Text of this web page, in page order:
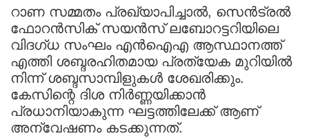
റാണ സമ്മതം പ്രഖ്യാപിച്ചാല്‍, സെന്‍ട്രല്‍
ഫോറന്‍സിക് സയന്‍സ് ലബോറട്ടറിയിലെ
വിദഗ്ധ സംഘം എന്‍ഐഎ ആസ്ഥാനത്ത്
എത്തി ശബ്ദരഹിതമായ പ്രത്യേക മുറിയില്‍
നിന്ന് ശബ്ദസാമ്പിളുകള്‍ ശേഖരിക്കും.
കേസിന്റെ ദിശ നിർണ്ണയിക്കാൻ
പ്രധാനിയാകുന്ന ഘട്ടത്തിലേക്ക് ആണ്
അന്വേഷണം കടക്കുന്നത്.